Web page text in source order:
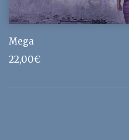
Mega
22,00€